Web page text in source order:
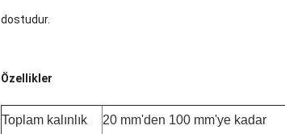
dostudur.
Özellikler
Toplam kalınlık 20 mm'den 100 mm'ye kadar